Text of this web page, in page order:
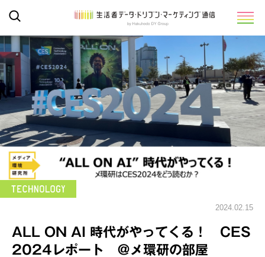
2024.02.15
ALL ON AI 時代がやってくる！ CES
2024レポート ＠メ環研の部屋